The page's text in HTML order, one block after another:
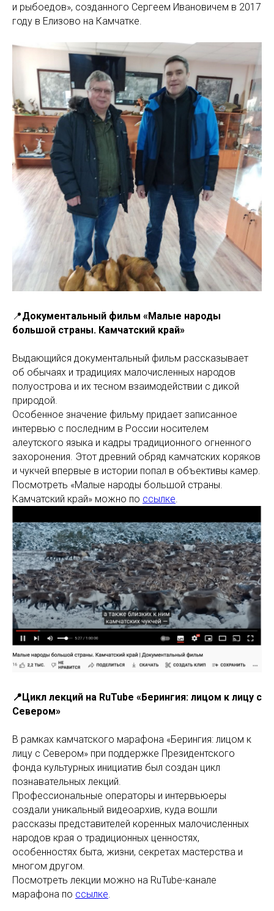
и рыбоедов», созданного Сергеем Ивановичем в 2017
году в Елизово на Камчатке.
📍Документальный фильм «Малые народы
большой страны. Камчатский край»
Выдающийся документальный фильм рассказывает
об обычаях и традициях малочисленных народов
полуострова и их тесном взаимодействии с дикой
природой.
Особенное значение фильму придает записанное
интервью с последним в России носителем
алеутского языка и кадры традиционного огненного
захоронения. Этот древний обряд камчатских коряков
и чукчей впервые в истории попал в объективы камер.
Посмотреть «Малые народы большой страны.
Камчатский край» можно по ссылке.
📍Цикл лекций на RuTube «Берингия: лицом к лицу с
Севером»
В рамках камчатского марафона «Берингия: лицом к
лицу с Севером» при поддержке Президентского
фонда культурных инициатив был создан цикл
познавательных лекций.
Профессиональные операторы и интервьюеры
создали уникальный видеоархив, куда вошли
рассказы представителей коренных малочисленных
народов края о традиционных ценностях,
особенностях быта, жизни, секретах мастерства и
многом другом.
Посмотреть лекции можно на RuTube-канале
марафона по ссылке.